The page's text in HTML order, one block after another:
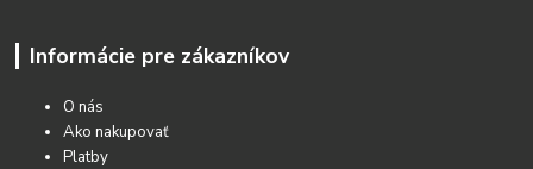
Informácie pre zákazníkov
O nás
Ako nakupovať
Platby